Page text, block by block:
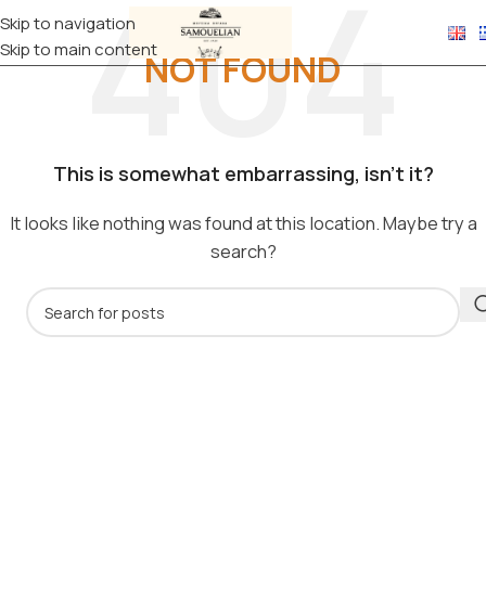
Skip to navigation
Skip to main contentNOT FOUND
This is somewhat embarrassing, isn’t it?
It looks like nothing was found at this location. Maybe try a
search?